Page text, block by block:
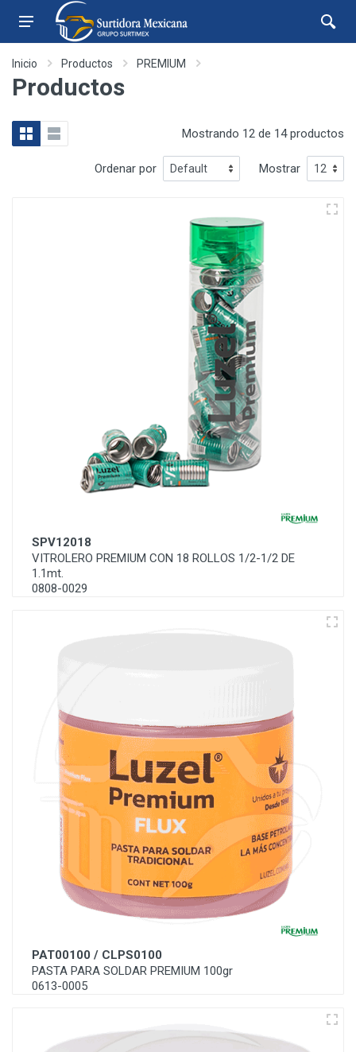
Inicio Productos PREMIUM
Productos
Mostrando 12 de 14 productos
Ordenar por Mostrar
SPV12018
VITROLERO PREMIUM CON 18 ROLLOS 1/2-1/2 DE
1.1mt.
0808-0029
PAT00100 / CLPS0100
PASTA PARA SOLDAR PREMIUM 100gr
0613-0005